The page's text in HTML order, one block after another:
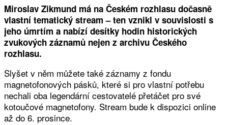
Miroslav Zikmund má na Českém rozhlasu dočasně
vlastní tematický stream – ten vznikl v souvislosti s
jeho úmrtím a nabízí desítky hodin historických
zvukových záznamů nejen z archivu Českého
rozhlasu.
Slyšet v něm můžete také záznamy z fondu
magnetofonových pásků, které si pro vlastní potřebu
nechali oba legendární cestovatelé přetáčet pro své
kotoučové magnetofony. Stream bude k dispozici online
až do 6. prosince.